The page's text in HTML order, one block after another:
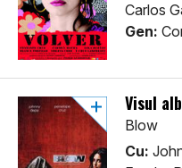
Carlos
Gen:
Visul
Blow
Cu: